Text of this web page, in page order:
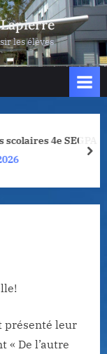
les élèves
4e SEGPA
présenté leur
« De l’autre